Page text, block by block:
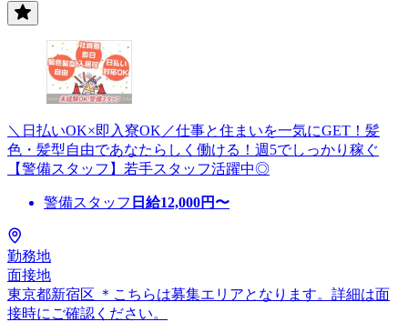
＼日払いOK×即入寮OK／仕事と住まいを一気にGET！髪
色・髪型自由であなたらしく働ける！週5でしっかり稼ぐ
【警備スタッフ】若手スタッフ活躍中◎
警備スタッフ 日給12,000円〜
勤務地
面接地
東京都新宿区 ＊こちらは募集エリアとなります。詳細は面
接時にご確認ください。